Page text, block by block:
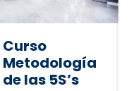
Curso
Metodología
de las 5S’s